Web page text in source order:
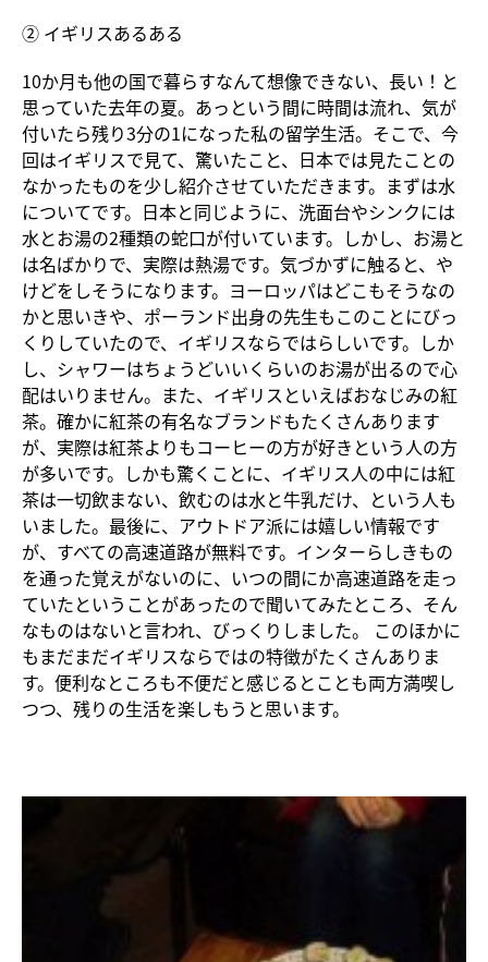
② イギリスあるある
10か月も他の国で暮らすなんて想像できない、長い！と
思っていた去年の夏。あっという間に時間は流れ、気が
付いたら残り3分の1になった私の留学生活。そこで、今
回はイギリスで見て、驚いたこと、日本では見たことの
なかったものを少し紹介させていただきます。まずは水
についてです。日本と同じように、洗面台やシンクには
水とお湯の2種類の蛇口が付いています。しかし、お湯と
は名ばかりで、実際は熱湯です。気づかずに触ると、や
けどをしそうになります。ヨーロッパはどこもそうなの
かと思いきや、ポーランド出身の先生もこのことにびっ
くりしていたので、イギリスならではらしいです。しか
し、シャワーはちょうどいいくらいのお湯が出るので心
配はいりません。また、イギリスといえばおなじみの紅
茶。確かに紅茶の有名なブランドもたくさんあります
が、実際は紅茶よりもコーヒーの方が好きという人の方
が多いです。しかも驚くことに、イギリス人の中には紅
茶は一切飲まない、飲むのは水と牛乳だけ、という人も
いました。最後に、アウトドア派には嬉しい情報です
が、すべての高速道路が無料です。インターらしきもの
を通った覚えがないのに、いつの間にか高速道路を走っ
ていたということがあったので聞いてみたところ、そん
なものはないと言われ、びっくりしました。 このほかに
もまだまだイギリスならではの特徴がたくさんありま
す。便利なところも不便だと感じるとことも両方満喫し
つつ、残りの生活を楽しもうと思います。